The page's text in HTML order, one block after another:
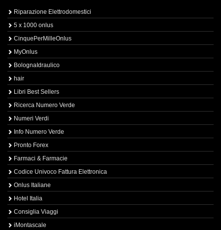
Riparazione Elettrodomestici
5 x 1000 onlus
CinquePerMilleOnlus
MyOnlus
BolognaIdraulico
hair
Libri Best Sellers
Ricerca Numero Verde
Numeri Verdi
Info Numero Verde
Pronto Forex
Farmaci & Farmacie
Codice Univoco Fattura Elettronica
Onlus Italiane
Hotel Italia
Consiglia Viaggi
iMontascale